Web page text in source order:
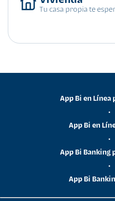
Tu casa propia te
App Bi en
•
App Bi en
•
App Bi Banking
•
App Bi